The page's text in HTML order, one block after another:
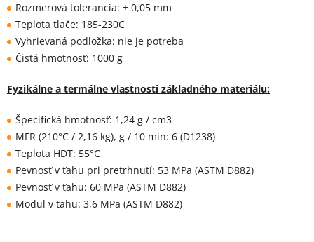
Rozmerová tolerancia: ± 0,05 mm
Teplota tlače: 185-230C
Vyhrievaná podložka: nie je potreba
Čistá hmotnosť: 1000 g
Fyzikálne a termálne vlastnosti základného materiálu:
Špecifická hmotnosť: 1,24 g / cm3
MFR (210°C / 2,16 kg), g / 10 min: 6 (D1238)
Teplota HDT: 55°C
Pevnosť v ťahu pri pretrhnutí: 53 MPa (ASTM D882)
Pevnosť v ťahu: 60 MPa (ASTM D882)
Modul v ťahu: 3,6 MPa (ASTM D882)